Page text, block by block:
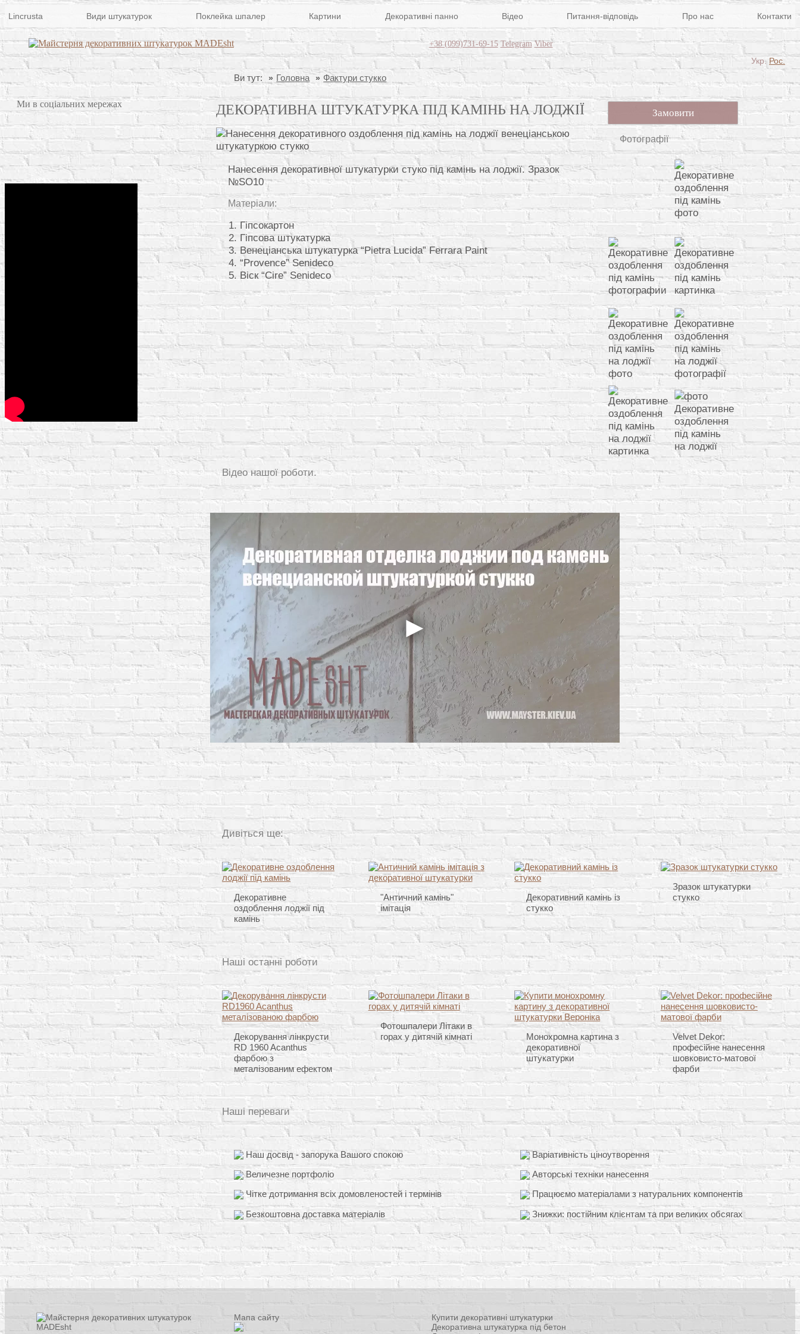
Lincrusta Види штукатурок Поклейка шпалер Картини Декоративні панно Відео Питання-відповідь Про нас Контакти
+38 (099)731-69-15 Telegram Viber
Ви тут: Головна Фактури стукко
ДЕКОРАТИВНА ШТУКАТУРКА ПІД КАМІНЬ НА ЛОДЖІЇ
Нанесення декоративної штукатурки стуко під камінь на лоджії. Зразок
№SO10
Матеріали:
Гіпсокартон
Гіпсова штукатурка
Венеціанська штукатурка “Pietra Lucida” Ferrara Paint
“Provence” Senideco
Віск “Cire” Senideco
Замовити
Фотографії
Відео нашої роботи.
Дивіться ще:
Декоративне
оздоблення лоджії під
камінь
"Античний камінь"
імітація
Декоративний камінь із
стукко
Зразок штукатурки
стукко
Наші останні роботи
Декорування лінкрусти
RD 1960 Acanthus
фарбою з
металізованим ефектом
Фотошпалери Літаки в
горах у дитячій кімнаті
Монохромна картина з
декоративної
штукатурки
Velvet Dekor:
професійне нанесення
шовковисто-матової
фарби
Наші переваги
Наш досвід - запорука Вашого спокою
Величезне портфоліо
Чітке дотримання всіх домовленостей і термінів
Безкоштовна доставка матеріалів
Варіативність ціноутворення
Авторські техніки нанесення
Працюємо матеріалами з натуральних компонентів
Знижки: постійним клієнтам та при великих обсягах
Ми в соціальних мережах
Мапа сайту
Купити декоративні штукатурки
Декоративна штукатурка під бетон
Укр. Рос.